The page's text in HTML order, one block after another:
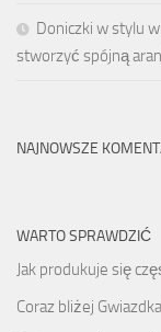
Doniczki w stylu
stworzyć spójną
NAJNOWSZE
WARTO SPRAWDZIĆ
Jak produkuje się
Coraz bliżej